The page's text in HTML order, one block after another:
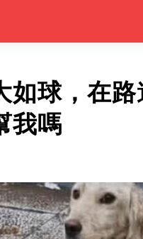
如球，在
我嗎